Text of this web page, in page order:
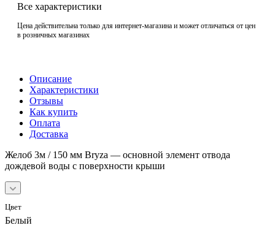
Все характеристики
Цена действительна только для интернет-магазина и может отличаться от цен
в розничных магазинах
Описание
Характеристики
Отзывы
Как купить
Оплата
Доставка
Желоб 3м / 150 мм Bryza — основной элемент отвода
дождевой воды с поверхности крыши
Цвет
Белый